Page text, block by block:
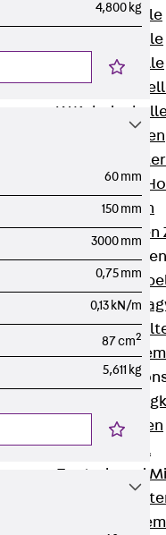
S Kabelschelle
B Kabelschelle
U Kabelschelle
RU
W
HK Kabelhaken
KH Kabelhalter
Hohlleiter-/
Kabelwannen
Kabelschellen
Zurück
KTW
KBH
Wandkonsolen
Deckenbügel
Zentral- und
W-Profil-
U-Stiel-System
4,800 kg
60 mm
150 mm
3000 mm
0,75 mm
0,13 kN/m
87 cm2
5,611 kg